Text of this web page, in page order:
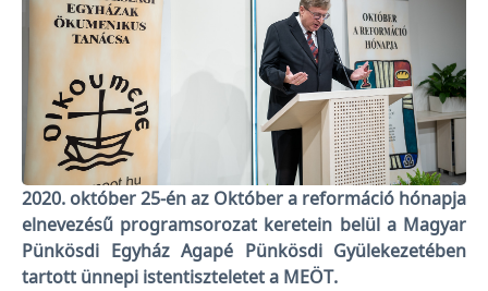
2020. október 25-én az Október a reformáció hónapja
elnevezésű programsorozat keretein belül a Magyar
Pünkösdi Egyház Agapé Pünkösdi Gyülekezetében
tartott ünnepi istentiszteletet a MEÖT.